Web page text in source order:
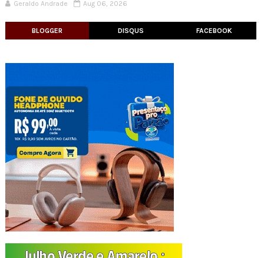
Geraldo Andrade Aug 06, 2026
BLOGGER DISQUS FACEBOOK